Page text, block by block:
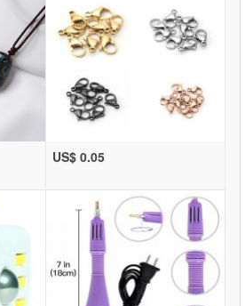
US$ 0.05